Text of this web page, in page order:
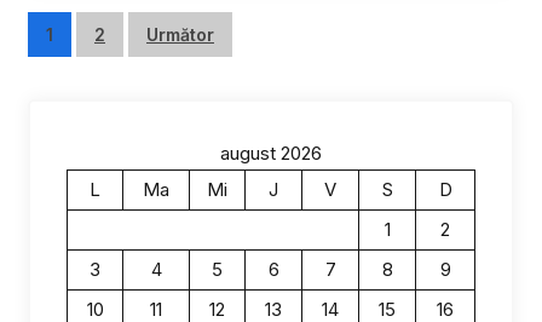
Paginație
1 2 Următor
august 2026
L
Ma Mi J V S
D
1
2
3
4 5 6 7 8
9
10
11 12 13 14 15
16